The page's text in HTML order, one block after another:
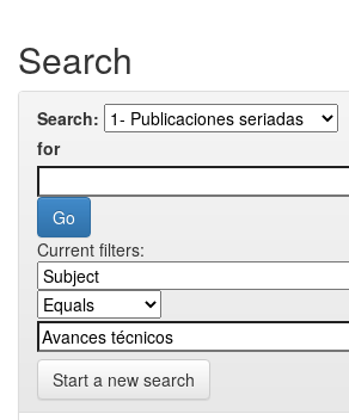
Search
Search:
for
Current filters:
Start a new search